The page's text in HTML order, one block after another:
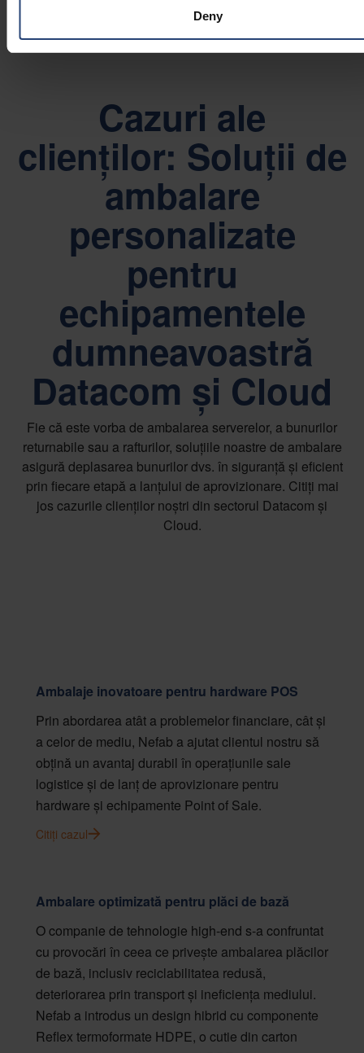
Deny
Cazuri ale
clienților: Soluții de
ambalare
personalizate
pentru
echipamentele
dumneavoastră
Datacom și Cloud
Fie că este vorba de ambalarea serverelor, a bunurilor
returnabile sau a rafturilor, soluțiile noastre de ambalare
asigură deplasarea bunurilor dvs. în siguranță și eficient
prin fiecare etapă a lanțului de aprovizionare. Citiți mai
jos cazurile clienților noștri din sectorul Datacom și
Cloud.
Ambalaje inovatoare pentru hardware POS
Prin abordarea atât a problemelor financiare, cât și
a celor de mediu, Nefab a ajutat clientul nostru să
obțină un avantaj durabil în operațiunile sale
logistice și de lanț de aprovizionare pentru
hardware și echipamente Point of Sale.
Citiți cazul
Ambalare optimizată pentru plăci de bază
O companie de tehnologie high-end s-a confruntat
cu provocări în ceea ce privește ambalarea plăcilor
de bază, inclusiv reciclabilitatea redusă,
deteriorarea prin transport și ineficiența mediului.
Nefab a introdus un design hibrid cu componente
Reflex termoformate HDPE, o cutie din carton